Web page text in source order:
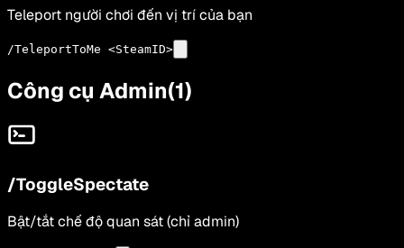
Teleport người chơi đến vị trí của bạn
/TeleportToMe <SteamID>
Công cụ Admin(1)
/ToggleSpectate
Bật/tắt chế độ quan sát (chỉ admin)